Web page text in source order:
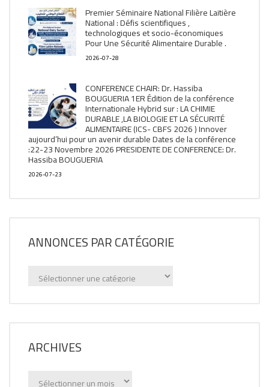
Premier Séminaire National Filière Laitière
National : Défis scientifiques ,
technologiques et socio-économiques
Pour Une Sécurité Alimentaire Durable .
2026-07-28
CONFERENCE CHAIR: Dr. Hassiba
BOUGUERIA 1ER Édition de la conférence
Internationale Hybrid sur : LA CHIMIE
DURABLE ,LA BIOLOGIE ET LA SÉCURITÉ
ALIMENTAIRE (ICS- CBFS 2026 ) Innover
aujourd’hui pour un avenir durable Dates de la conférence
:22-23 Novembre 2026 PRESIDENTE DE CONFERENCE: Dr.
Hassiba BOUGUERIA
2026-07-23
ANNONCES PAR CATÉGORIE
Annonces
ARCHIVES
Archives